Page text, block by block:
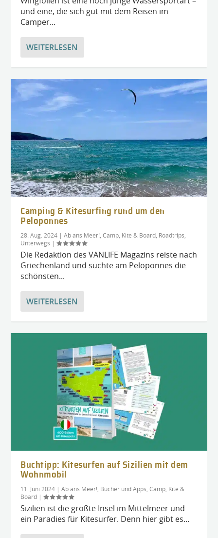
und eine, die sich gut mit dem Reisen im
Camper...
WEITERLESEN
Camping & Kitesurfing rund um den
Peloponnes
28. Aug. 2024 |Ab ans Meer! ,Camp, Kite & Board Roadtrips
Unterwegs |
Die Redaktion des VANLIFE Magazins reiste nach
Griechenland und suchte am Peloponnes die
schönsten...
WEITERLESEN
Buchtipp: Kitesurfen auf Sizilien mit dem
Wohnmobil
11. Juni 2024 |Ab ans Meer!, Bücher und Apps,Camp, Kite &
Board |
Sizilien ist die größte Insel im Mittelmeer und
ein Paradies für Kitesurfer. Denn hier gibt es...